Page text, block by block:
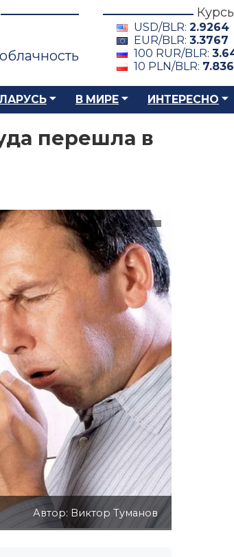
USD/BLR: 2.9264
EUR/BLR: 3.3767
100 RUR/BLR:
10 PLN/BLR:
В МИРЕ ИНТЕРЕСНО
перешла в
Автор: Виктор Туманов